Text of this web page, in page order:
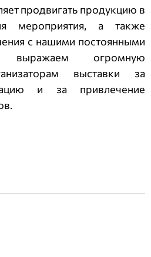
продвигать продукцию в
мероприятия, а также
с нашими постоянными
огромную
выставки за
и за привлечение